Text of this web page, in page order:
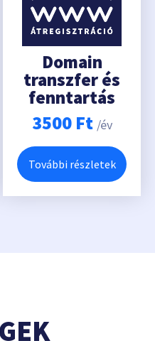
Domain
transzfer és
fenntartás
3500 Ft /év
További részletek